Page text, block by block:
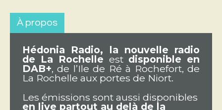
À propos
Hédonia Radio, la nouvelle radio
de La Rochelle est disponible en
DAB+, de l’Ile de Ré à Rochefort, de
La Rochelle aux portes de Niort.
Les émissions sont aussi disponibles
en live partout au delà de la